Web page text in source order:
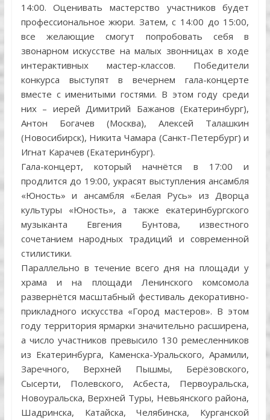
14:00. Оценивать мастерство участников будет
профессиональное жюри. Затем, с 14:00 до 15:00,
все желающие смогут попробовать себя в
звонарном искусстве на малых звонницах в ходе
интерактивных мастер-классов. Победители
конкурса выступят в вечернем гала-концерте
вместе с именитыми гостями. В этом году среди
них – иерей Димитрий Бажанов (Екатеринбург),
Антон Богачев (Москва), Алексей Талашкин
(Новосибирск), Никита Чамара (Санкт-Петербург) и
Игнат Карачев (Екатеринбург).
Гала-концерт, который начнётся в 17:00 и
продлится до 19:00, украсят выступления ансамбля
«Юность» и ансамбля «Белая Русь» из Дворца
культуры «Юность», а также екатеринбургского
музыканта Евгения Бунтова, известного
сочетанием народных традиций и современной
стилистики.
Параллельно в течение всего дня на площади у
храма и на площади Ленинского комсомола
развернётся масштабный фестиваль декоративно-
прикладного искусства «Город мастеров». В этом
году территория ярмарки значительно расширена,
а число участников превысило 130 ремесленников
из Екатеринбурга, Каменска-Уральского, Арамили,
Заречного, Верхней Пышмы, Берёзовского,
Сысерти, Полевского, Асбеста, Первоуральска,
Новоуральска, Верхней Туры, Невьянского района,
Шадринска, Катайска, Челябинска, Курганской